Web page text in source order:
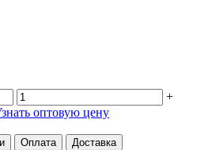
+
оптовую цену
Оплата Доставка